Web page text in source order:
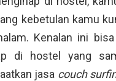
kebetulan kamu
Kenalan ini
di hostel yang
jasa couch